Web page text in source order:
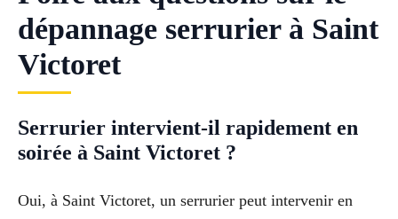
dépannage serrurier à Saint
Victoret
Serrurier intervient-il rapidement en
soirée à Saint Victoret ?
Oui, à Saint Victoret, un serrurier peut intervenir en